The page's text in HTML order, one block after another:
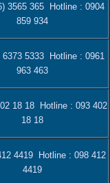
3565 365 Hotline : 0904
859 934
6373 5333 Hotline : 0961
963 463
18 18Hotline : 093 402
18 18
4419Hotline : 098 412
4419